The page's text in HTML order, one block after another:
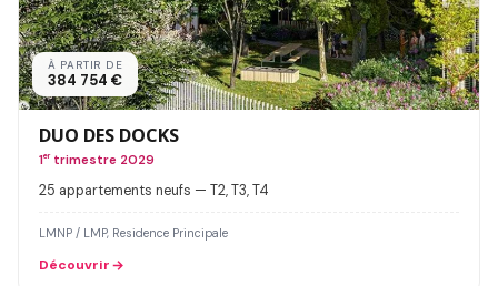
À PARTIR DE
384 754 €
DUO DES DOCKS
1ertrimestre 2029
25 appartements neufs — T2, T3, T4
LMNP / LMP, Residence Principale
Découvrir